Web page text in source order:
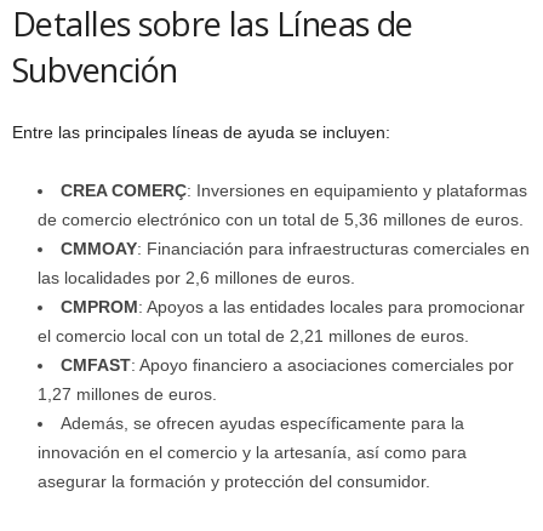
Detalles sobre las Líneas de
Subvención
Entre las principales líneas de ayuda se incluyen:
CREA COMERÇ: Inversiones en equipamiento y plataformas
de comercio electrónico con un total de 5,36 millones de euros.
CMMOAY: Financiación para infraestructuras comerciales en
las localidades por 2,6 millones de euros.
CMPROM: Apoyos a las entidades locales para promocionar
el comercio local con un total de 2,21 millones de euros.
CMFAST: Apoyo financiero a asociaciones comerciales por
1,27 millones de euros.
Además, se ofrecen ayudas específicamente para la
innovación en el comercio y la artesanía, así como para
asegurar la formación y protección del consumidor.